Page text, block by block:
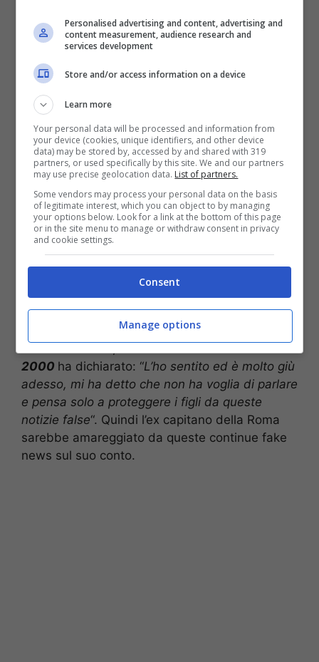
Blasi, crisi finita? Parla
Alex Nuccetelli
L’amico di Francesco Totti, Alex Nuccetelli (Via Screenshot
A rivelare ulteriori dettagli sulla coppia
Francesco Totti-Ilary Blasi, ci ha pensato uno
storico amico del Pupone. Stiamo parlando di
2000 ha dichiarato: “L’ho sentito ed è molto giù
adesso, mi ha detto che non ha voglia di parlare
e pensa solo a proteggere i figli da queste
notizie false“. Quindi l’ex capitano della Roma
sarebbe amareggiato da queste continue fake
news sul suo conto.
Personalised advertising and content, advertising and
content measurement, audience research and
services development
Store and/or access information on a device
Learn more
Your personal data will be processed and information from
your device (cookies, unique identifiers, and other device
data) may be stored by, accessed by and shared with 319
partners, or used specifically by this site. We and our partners
may use precise geolocation data. List of partners.
Some vendors may process your personal data on the basis
of legitimate interest, which you can object to by managing
your options below. Look for a link at the bottom of this page
or in the site menu to manage or withdraw consent in privacy
and cookie settings.
Consent
Manage options